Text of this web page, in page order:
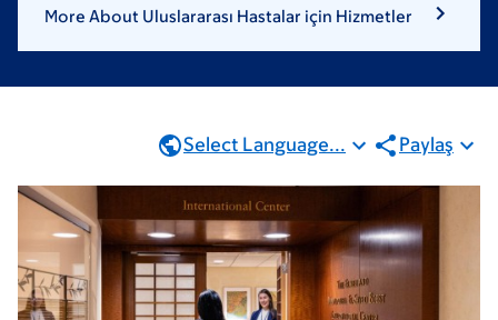
More About Uluslararası Hastalar için Hizmetler
Select Language... Paylaş